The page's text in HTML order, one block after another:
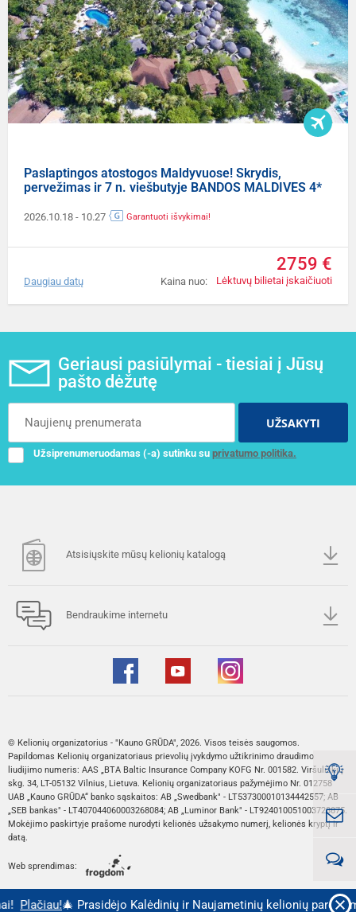
Paslaptingos atostogos Maldyvuose! Skrydis,
pervežimas ir 7 n. viešbutyje BANDOS MALDIVES 4*
2026.10.18 - 10.27 Garantuoti išvykimai!
Kaina nuo:
2759 €
Lėktuvų bilietai įskaičiuoti
Daugiau datų
Geriausi pasiūlymai - tiesiai į Jūsų
pašto dėžutę
UŽSAKYTI
Užsiprenumeruodamas (-a) sutinku su privatumo politika.
Plačiau!🎄 Prasidėjo Kalėdinių ir Naujametinių kelionių
Atsisiųskite mūsų kelionių katalogą
Bendraukime internetu
© Kelionių organizatorius - "Kauno GRŪDA", 2026. Visos teisės saugomos.
Papildomas Kelionių organizatoriaus prievolių įvykdymo užtikrinimo draudimo
liudijimo numeris: AAS „BTA Baltic Insurance Company KOFG Nr. 001582. Viršuliškių
skg. 34, LT-05132 Vilnius, Lietuva. Kelionių organizatoriaus pažymėjimo Nr. 012758
UAB „Kauno GRŪDA“ banko sąskaitos: AB „Swedbank" - LT537300010134442557; AB
„SEB bankas" - LT407044060003268084; AB „Luminor Bank" - LT924010051003728875.
Mokėjimo paskirtyje prašome nurodyti kelionės užsakymo numerį, kelionės kryptį ir
datą.
Web sprendimas: